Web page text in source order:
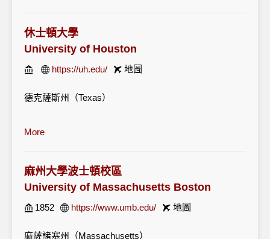
休士頓大學
University of Houston
https://uh.edu/ 地圖
德克薩斯州（Texas）
More
麻州大學波士頓校區
University of Massachusetts Boston
1852 https://www.umb.edu/ 地圖
麻薩諸塞州（Massachusetts）